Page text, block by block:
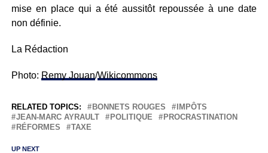
mise en place qui a été aussitôt repoussée à une date
non définie.
La Rédaction
Photo: Remy Jouan/Wikicommons
RELATED TOPICS: BONNETS ROUGES
IMPÔTS
JEAN-MARC AYRAULT
POLITIQUE
PROCRASTINATION
RÉFORMES
TAXE
UP NEXT